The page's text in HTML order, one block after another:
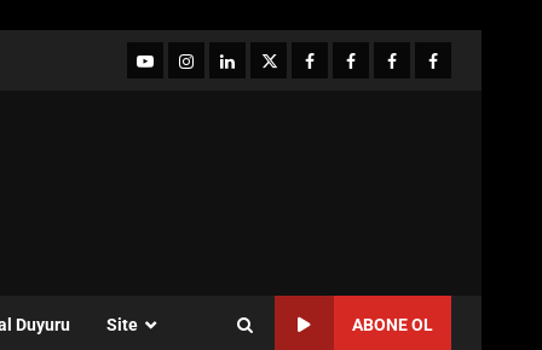
YouTubeInstagram
LinkedIntwitterfacebook-Facebook-
Facebook-Facebook-
Duyuru Site ABONE OL